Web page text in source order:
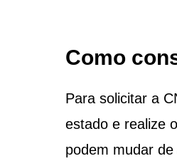
Como
Para solicitar a
estado e realize
podem mudar